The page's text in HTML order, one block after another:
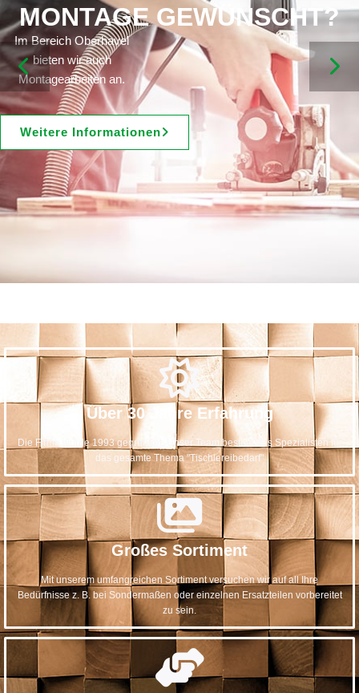
MONTAGE GEWÜNSCHT?
Im Bereich Oberhavel
bieten wir auch
Montagearbeiten an.
Weitere Informationen
Über 30 Jahre Erfahrung
Die Firma wurde 1993 gegründet. Unser Team besteht aus Spezialisten für
das gesamte Thema "Tischlereibedarf"
Großes Sortiment
Mit unserem umfangreichen Sortiment versuchen wir auf all Ihre
Bedürfnisse z. B. bei Sondermaßen oder einzelnen Ersatzteilen vorbereitet
zu sein.